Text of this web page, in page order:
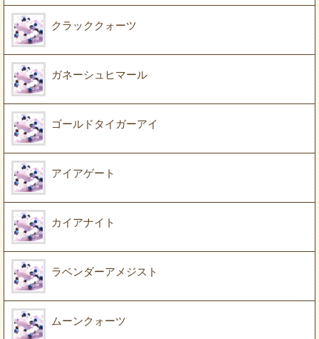
クラッククォーツ
ガネーシュヒマール
ゴールドタイガーアイ
アイアゲート
カイアナイト
ラベンダーアメジスト
ムーンクォーツ